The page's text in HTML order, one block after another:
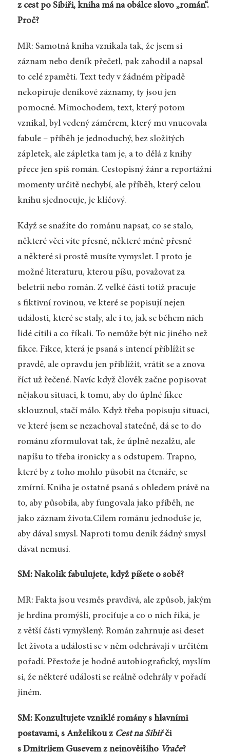
z cest po Sibiři, kniha má na obálce slovo „román“.
Proč?
MR: Samotná kniha vznikala tak, že jsem si
záznam nebo deník přečetl, pak zahodil a napsal
to celé zpaměti. Text tedy v žádném případě
nekopíruje deníkové záznamy, ty jsou jen
pomocné. Mimochodem, text, který potom
vznikal, byl vedený záměrem, který mu vnucovala
fabule – příběh je jednoduchý, bez složitých
zápletek, ale zápletka tam je, a to dělá z knihy
přece jen spíš román. Cestopisný žánr a reportážní
momenty určitě nechybí, ale příběh, který celou
knihu sjednocuje, je klíčový.
Když se snažíte do románu napsat, co se stalo,
některé věci víte přesně, některé méně přesně
a některé si prostě musíte vymyslet. I proto je
možné literaturu, kterou píšu, považovat za
beletrii nebo román. Z velké části totiž pracuje
s fiktivní rovinou, ve které se popisují nejen
události, které se staly, ale i to, jak se během nich
lidé cítili a co říkali. To nemůže být nic jiného než
fikce. Fikce, která je psaná s intencí přiblížit se
pravdě, ale opravdu jen přiblížit, vrátit se a znova
říct už řečené. Navíc když člověk začne popisovat
nějakou situaci, k tomu, aby do úplné fikce
sklouznul, stačí málo. Když třeba popisuju situaci,
ve které jsem se nezachoval statečně, dá se to do
románu zformulovat tak, že úplně nezalžu, ale
napíšu to třeba ironicky a s odstupem. Trapno,
které by z toho mohlo působit na čtenáře, se
zmírní. Kniha je ostatně psaná s ohledem právě na
to, aby působila, aby fungovala jako příběh, ne
jako záznam života.Cílem románu jednoduše je,
aby dával smysl. Naproti tomu deník žádný smysl
dávat nemusí.
SM: Nakolik fabulujete, když píšete o sobě?
MR: Fakta jsou vesměs pravdivá, ale způsob, jakým
je hrdina promýšlí, prociťuje a co o nich říká, je
z větší části vymyšlený. Román zahrnuje asi deset
let života a události se v něm odehrávají v určitém
pořadí. Přestože je hodně autobiografický, myslím
si, že některé události se reálně odehrály v pořadí
jiném.
SM: Konzultujete vzniklé romány s hlavními
postavami, s Anželikou z Cest na Sibiřči
s Dmitrijem Gusevem z nejnovějšího Vrače?